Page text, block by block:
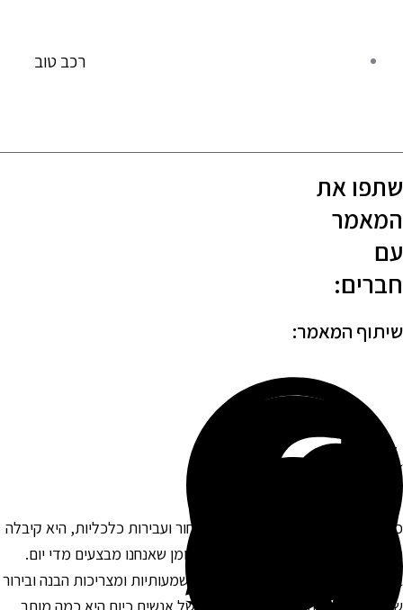
רכב טוב
את
המאמר:
ניסתה להילחם בהון השחור ועבירות כלכליות, היא קיבלה
שמשפיעות על ההוצאות במזומן שאנחנו מבצעים מדי יום.
בקניית רכבים, שהן הוצאות משמעותיות ומצריכות הבנה ובירור